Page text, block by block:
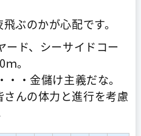
ぶのかが心配です。
ード、シーサイドコー
。
・金儲け主義だな。
んの体力と進行を考慮